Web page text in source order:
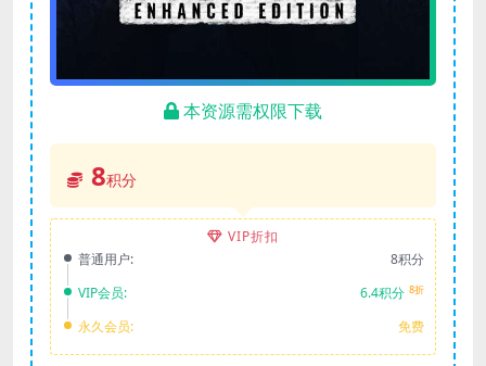
本资源需权限下载
8积分
VIP折扣
普通用户:
8积分
VIP会员:
6.4积分 8折
永久会员: 免费